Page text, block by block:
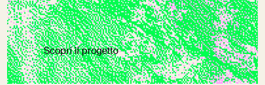
Scopri il progetto